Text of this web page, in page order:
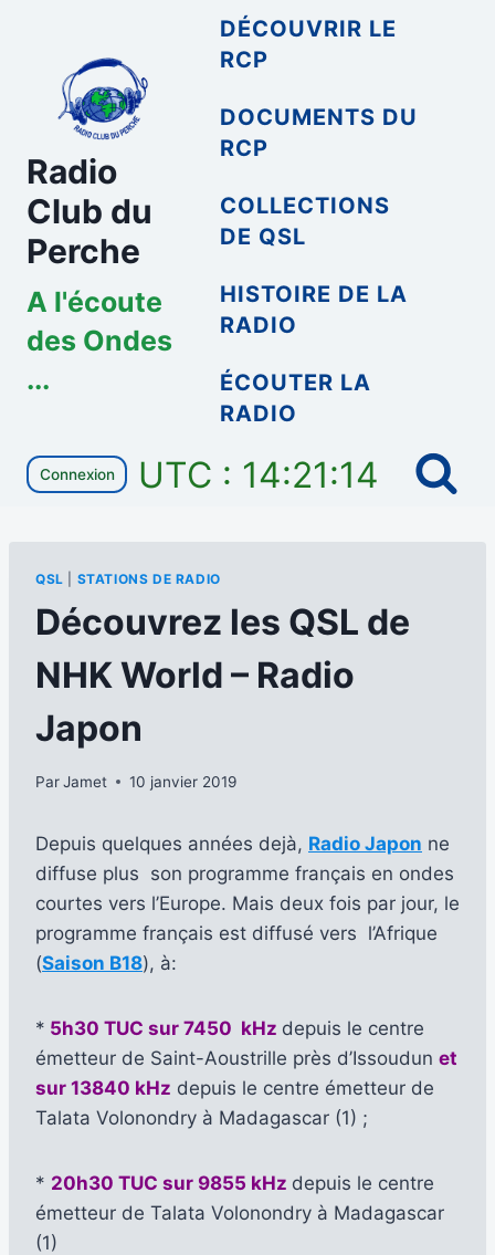
contenu
Radio
Club du
Perche
A l'écoute
des Ondes
...
DÉCOUVRIR LE
RCP
DOCUMENTS DU
RCP
COLLECTIONS
DE QSL
HISTOIRE DE LA
RADIO
ÉCOUTER LA
RADIO
Connexion UTC : 14:21:15
QSL STATIONS DE RADIO
Découvrez les QSL de
NHK World – Radio
Japon
ParJamet 10 janvier 2019
Depuis quelques années dejà, Radio Japon ne
diffuse plus son programme français en ondes
courtes vers l’Europe. Mais deux fois par jour, le
programme français est diffusé vers l’Afrique
(Saison B18), à:
* 5h30 TUC sur 7450 kHz depuis le centre
émetteur de Saint-Aoustrille près d’Issoudun et
sur 13840 kHz depuis le centre émetteur de
Talata Volonondry à Madagascar (1) ;
* 20h30 TUC sur 9855 kHz depuis le centre
émetteur de Talata Volonondry à Madagascar
(1)